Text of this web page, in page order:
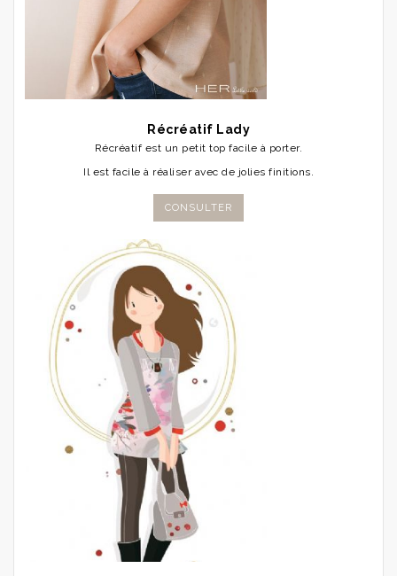
Récréatif Lady
Récréatif est un petit top facile à porter.
Il est facile à réaliser avec de jolies finitions.
CONSULTER